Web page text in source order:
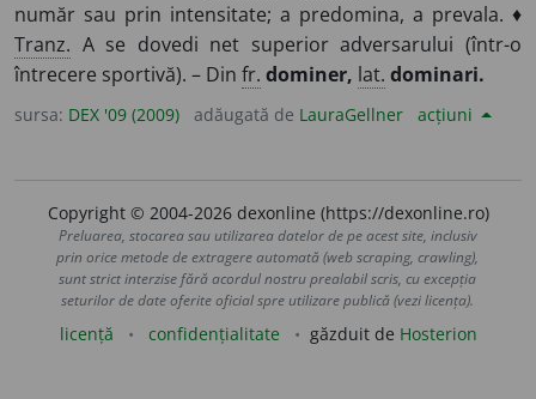
număr sau prin intensitate; a predomina, a prevala. ♦
Tranz. A se dovedi net superior adversarului (într-o
întrecere sportivă). – Din fr. dominer, lat. dominari.
sursa: DEX '09 (2009) adăugată de LauraGellner acțiuni
Copyright © 2004-2026 dexonline (https://dexonline.ro)
Preluarea, stocarea sau utilizarea datelor de pe acest site, inclusiv
prin orice metode de extragere automată (web scraping, crawling),
sunt strict interzise fără acordul nostru prealabil scris, cu excepția
seturilor de date oferite oficial spre utilizare publică (vezi licența).
licență confidențialitate găzduit de Hosterion